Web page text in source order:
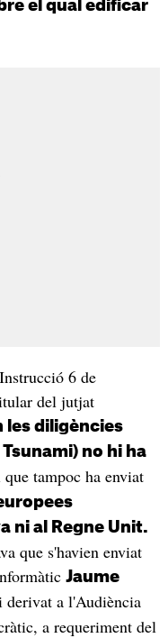
el qual edificar
6 de
del jutjat
les diligències
no hi ha
tampoc ha enviat
ni al Regne Unit.
que s'havien enviat
Jaume
derivat a l'Audiència
a requeriment del